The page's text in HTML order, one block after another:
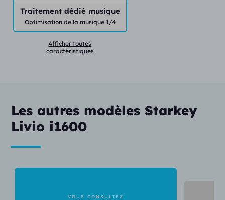
Traitement dédié musique
Optimisation de la musique 1/4
Afficher toutes
caractéristiques
Les autres modèles Starkey
Livio i1600
VOUS CONSULTEZ